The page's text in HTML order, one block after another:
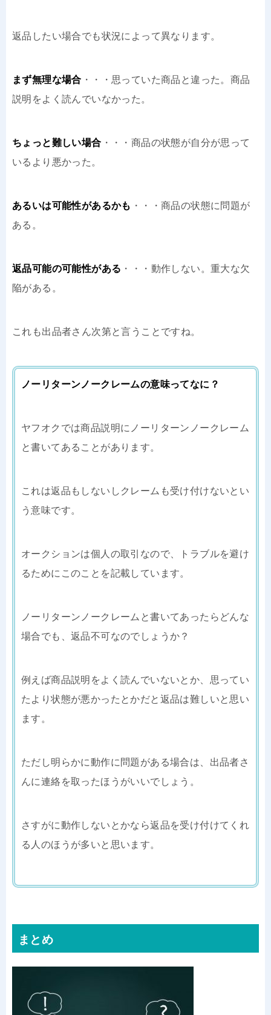
返品したい場合でも状況によって異なります。
まず無理な場合 ・・・思っていた商品と違った。商品
説明をよく読んでいなかった。
ちょっと難しい場合 ・・・商品の状態が自分が思って
いるより悪かった。
あるいは可能性があるかも ・・・商品の状態に問題が
ある。
返品可能の可能性がある ・・・動作しない。重大な欠
陥がある。
これも出品者さん次第と言うことですね。
ノーリターンノークレームの意味ってなに？
ヤフオクでは商品説明にノーリターンノークレーム
と書いてあることがあります。
これは返品もしないしクレームも受け付けないとい
う意味です。
オークションは個人の取引なので、トラブルを避け
るためにこのことを記載しています。
ノーリターンノークレームと書いてあったらどんな
場合でも、返品不可なのでしょうか？
例えば商品説明をよく読んでいないとか、思ってい
たより状態が悪かったとかだと返品は難しいと思い
ます。
ただし明らかに動作に問題がある場合は、出品者さ
んに連絡を取ったほうがいいでしょう。
さすがに動作しないとかなら返品を受け付けてくれ
る人のほうが多いと思います。
まとめ